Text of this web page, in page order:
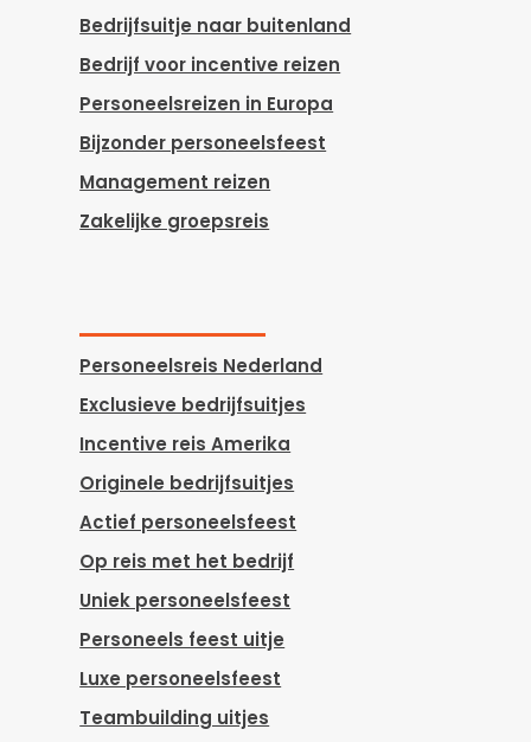
Bedrijfsuitje naar buitenland
Bedrijf voor incentive reizen
Personeelsreizen in Europa
Bijzonder personeelsfeest
Management reizen
Zakelijke groepsreis
Personeelsreis Nederland
Exclusieve bedrijfsuitjes
Incentive reis Amerika
Originele bedrijfsuitjes
Actief personeelsfeest
Op reis met het bedrijf
Uniek personeelsfeest
Personeels feest uitje
Luxe personeelsfeest
Teambuilding uitjes